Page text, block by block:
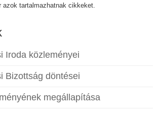
azok tartalmazhatnak cikkeket.
Iroda közleményei
Bizottság döntései
megállapítása